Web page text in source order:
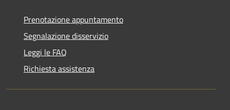
Prenotazione appuntamento
Segnalazione disservizio
Leggi le FAQ
Richiesta assistenza